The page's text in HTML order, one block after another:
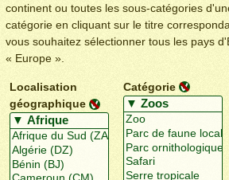
continent ou toutes les sous-catégories
catégorie en cliquant sur le titre
vous souhaitez sélectionner tous les pays
« Europe ».
Localisation
géographique
Catégorie